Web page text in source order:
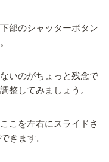
部のシャッターボタン
いのがちょっと残念で
整してみましょう。
こを左右にスライドさ
きます。